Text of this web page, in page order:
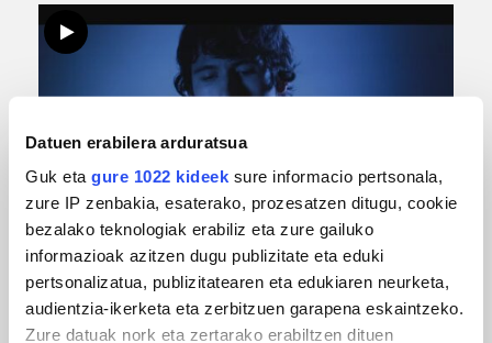
Datuen erabilera arduratsua
Guk eta gure 1022 kideek sure informacio pertsonala,
zure IP zenbakia, esaterako, prozesatzen ditugu, cookie
bezalako teknologiak erabiliz eta zure gailuko
informazioak azitzen dugu publizitate eta eduki
pertsonalizatua, publizitatearen eta edukiaren neurketa,
audientzia-ikerketa eta zerbitzuen garapena eskaintzeko.
Zure datuak nork eta zertarako erabiltzen dituen
MUSIKA
Odik berria ezagutzeko aukera 'KimiK' eta
'Amaaaa!' abestiekin